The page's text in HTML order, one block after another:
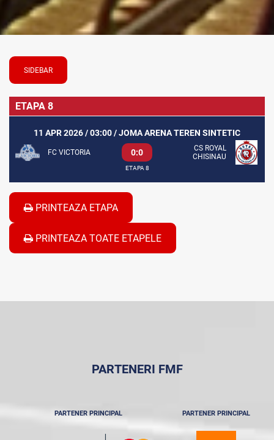
SIDEBAR
ETAPA 8
11 APR 2026 / 03:00 / JOMA ARENA TEREN SINTETIC
FC VICTORIA 0:0
CS ROYAL
CHISINAU
ETAPA 8
PRINTEAZA ETAPA
PRINTEAZA TOATE ETAPELE
PARTENERI FMF
PARTENER PRINCIPAL PARTENER PRINCIPAL